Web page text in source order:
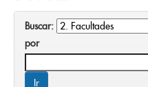
Buscar:
por